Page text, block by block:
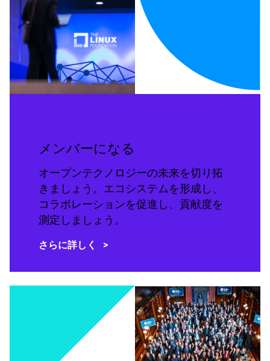
メンバーになる
オープンテクノロジーの未来を切り拓
きましょう。エコシステムを形成し、
コラボレーションを促進し、貢献度を
測定しましょう。
さらに詳しく